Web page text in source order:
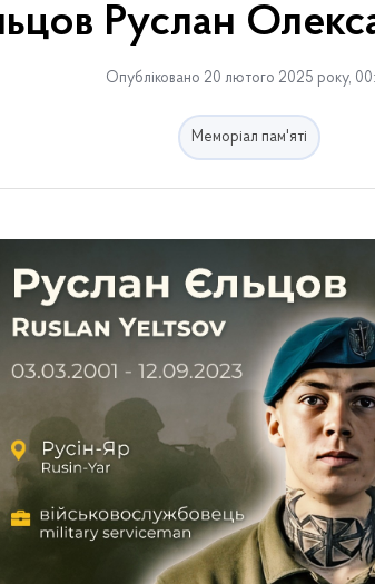
Руслан
Опубліковано 20 лютого 2025 року,
Меморіал пам'яті